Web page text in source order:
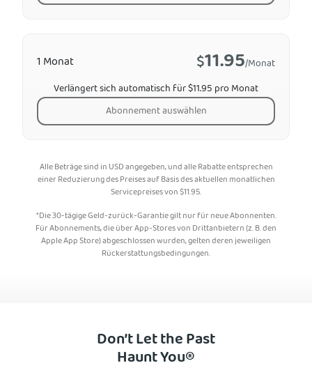
1 Monat $11.95/Monat
Verlängert sich automatisch für $11.95 pro Monat
Abonnement auswählen
Alle Beträge sind in USD angegeben, und alle Rabatte entsprechen
einer Reduzierung des Preises auf Basis des aktuellen monatlichen
Servicepreises von$11.95.
*Die 30-tägige Geld-zurück-Garantie gilt nur für neue Abonnenten.
Für Abonnements, die über App-Stores von Drittanbietern (z. B. den
Apple App Store) abgeschlossen wurden, gelten deren jeweiligen
Rückerstattungsbedingungen.
Don’t Let the Past
Haunt You®